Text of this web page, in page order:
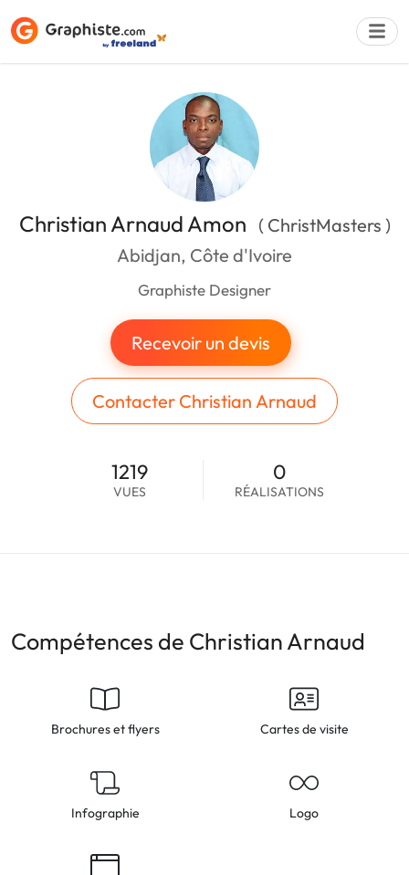
Christian Arnaud Amon ( ChristMasters )
Abidjan, Côte d'Ivoire
Graphiste Designer
Recevoir un devis
Contacter Christian Arnaud
1219
VUES
0
RÉALISATIONS
Compétences de Christian Arnaud
Brochures et flyers Cartes de visite
Infographie Logo